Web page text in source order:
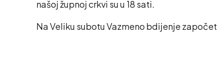
našoj župnoj crkvi su u 18 sati.
Na Veliku subotu Vazmeno bdijenje